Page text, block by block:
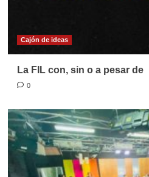
Cajón de ideas
La FIL con, sin o a pesar de
0